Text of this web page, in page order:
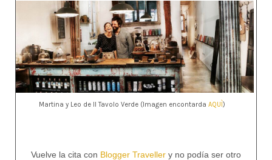
Martina y Leo de Il Tavolo Verde (Imagen encontarda AQUÌ)
Vuelve la cita con Blogger Traveller y no podía ser otro